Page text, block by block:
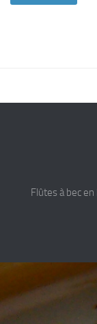
Flûtes à bec